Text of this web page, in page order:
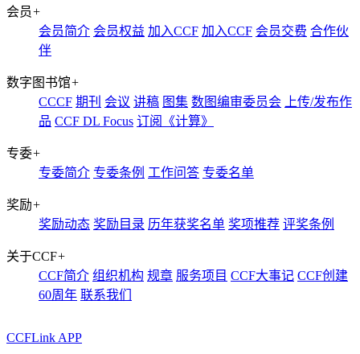
会员+
会员简介 会员权益 加入CCF 加入CCF 会员交费 合作伙
伴
数字图书馆+
CCCF 期刊 会议 讲稿 图集 数图编审委员会
上传/发布作
品 CCF DL Focus 订阅《计算》
专委+
专委简介 专委条例 工作问答 专委名单
奖励+
奖励动态 奖励目录 历年获奖名单 奖项推荐 评奖条例
关于CCF+
CCF简介 组织机构 规章 服务项目 CCF大事记 CCF创建
60周年 联系我们
CCFLink APP